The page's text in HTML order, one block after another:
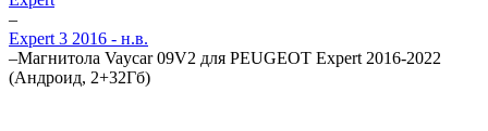
–
Expert 3 2016 - н.в.
–Магнитола Vaycar 09V2 для PEUGEOT Expert 2016-2022
(Андроид, 2+32Гб)